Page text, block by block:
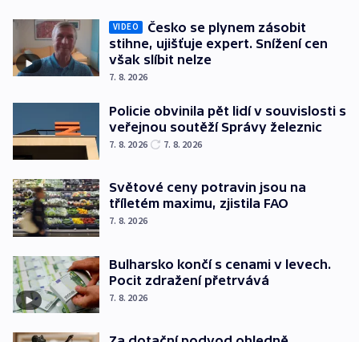
VIDEO
Česko se plynem zásobit
stihne, ujišťuje expert. Snížení cen
však slíbit nelze
7. 8. 2026
Policie obvinila pět lidí v souvislosti s
veřejnou soutěží Správy železnic
7. 8. 2026 7. 8. 2026
Světové ceny potravin jsou na
tříletém maximu, zjistila FAO
7. 8. 2026
Bulharsko končí s cenami v levech.
Pocit zdražení přetrvává
7. 8. 2026